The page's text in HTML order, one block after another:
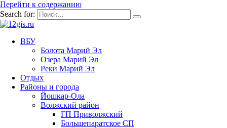
Перейти к содержанию
Search for:
ВБУ
Болота Марий Эл
Озера Марий Эл
Реки Марий Эл
Отдых
Районы и города
Йошкар-Ола
Волжский район
ГП Приволжский
Большепаратское СП